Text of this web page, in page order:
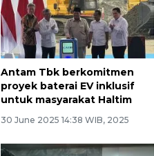
Antam Tbk berkomitmen
proyek baterai EV inklusif
untuk masyarakat Haltim
30 June 2025 14:38 WIB, 2025